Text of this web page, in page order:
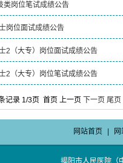
类岗位笔试成绩公告
岗位面试成绩公告
2（大专）岗位面试成绩公告
2（大专）岗位笔试成绩公告
记录 1/3页 首页 上一页 下一页 尾页
网站首页
揭阳市人民医院